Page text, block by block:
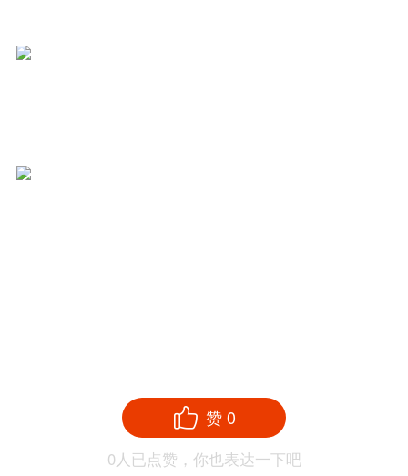
赞0
0人已点赞，你也表达一下吧